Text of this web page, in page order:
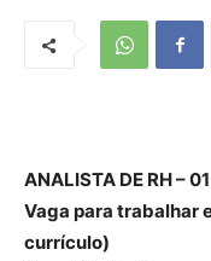
ANALISTA DE RH –
Vaga para trabalhar
currículo)